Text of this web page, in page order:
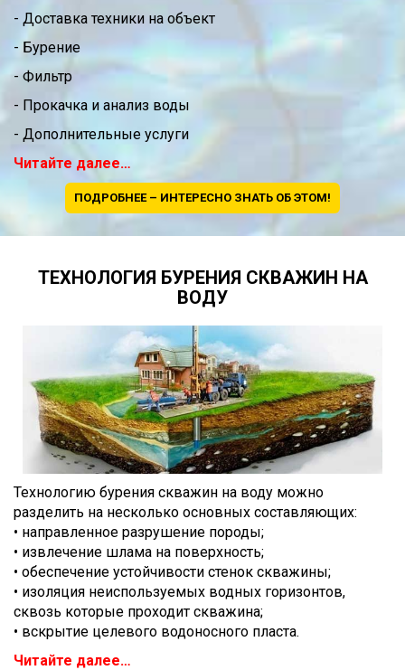
- Доставка техники на объект
- Бурение
- Фильтр
- Прокачка и анализ воды
- Дополнительные услуги
Читайте далее…
ПОДРОБНЕЕ – ИНТЕРЕСНО ЗНАТЬ ОБ ЭТОМ!
ТЕХНОЛОГИЯ БУРЕНИЯ СКВАЖИН НА
ВОДУ
Технологию бурения скважин на воду можно
разделить на несколько основных составляющих:
• направленное разрушение породы;
• извлечение шлама на поверхность;
• обеспечение устойчивости стенок скважины;
• изоляция неиспользуемых водных горизонтов,
сквозь которые проходит скважина;
• вскрытие целевого водоносного пласта.
Читайте далее…